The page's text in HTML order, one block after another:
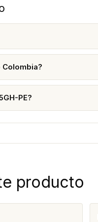
Colombia?
PE?
producto